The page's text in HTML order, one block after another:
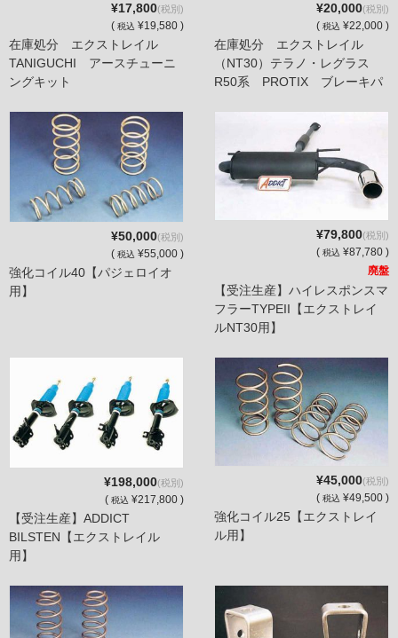
¥17,800(税別)
( 税込 ¥19,580 )
在庫処分 エクストレイル
TANIGUCHI アースチューニ
ングキット
¥20,000(税別)
( 税込 ¥22,000 )
在庫処分 エクストレイル
（NT30）テラノ・レグラス
R50系 PROTIX ブレーキパ
¥50,000(税別)
( 税込 ¥55,000 )
強化コイル40【パジェロイオ
用】
¥79,800(税別)
( 税込 ¥87,780 )
廃盤
【受注生産】ハイレスポンスマ
フラーTYPEII【エクストレイ
ルNT30用】
¥198,000(税別)
( 税込 ¥217,800 )
【受注生産】ADDICT
BILSTEN【エクストレイル
用】
¥45,000(税別)
( 税込 ¥49,500 )
強化コイル25【エクストレイ
ル用】